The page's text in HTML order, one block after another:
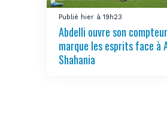
Publié hier à 19h23
Abdelli ouvre son
marque les esprits face à
Shahania